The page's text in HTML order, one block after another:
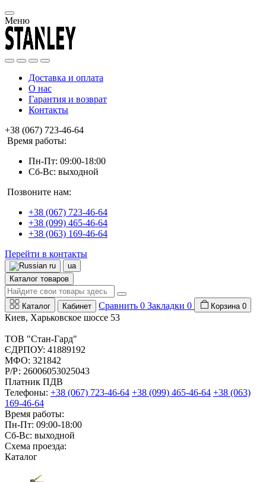
Меню
Доставка и оплата
О нас
Гарантия и возврат
Контакты
+38 (067) 723-46-64
Время работы:
Пн-Пт: 09:00-18:00
Сб-Вс: выходной
Позвоните нам:
+38 (067) 723-46-64
+38 (099) 465-46-64
+38 (063) 169-46-64
Перейти в контакты
ru
ua
Каталог товаров
Каталог Кабинет Сравнить 0 Закладки 0 Корзина 0
Киев, Харьковское шоссе 53
ТОВ "Стан-Гард"
ЄДРПОУ: 41889192
МФО: 321842
Р/Р: 26006053025043
Платник ПДВ
Телефоны: +38 (067) 723-46-64 +38 (099) 465-46-64 +38 (063)
169-46-64
Время работы:
Пн-Пт: 09:00-18:00
Сб-Вс: выходной
Схема проезда:
Каталог